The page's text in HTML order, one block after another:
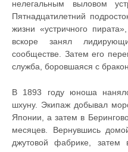
нелегальным выловом
Пятнадцатилетний
жизни «устричного
вскоре занял
сообществе. Затем его
служба, боровшаяся с
В 1893 году юноша
шхуну. Экипаж добывал
Японии, а затем в
месяцев. Вернувшись
джутовой фабрике, затем